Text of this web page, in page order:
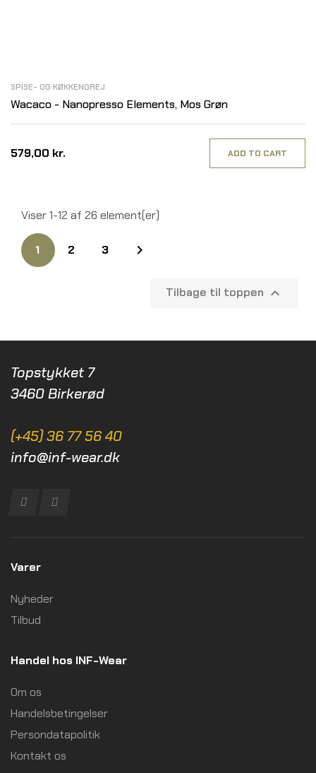
SPISE- OG KØKKENGREJ
Wacaco - Nanopresso Elements, Mos Grøn
579,00 kr. ADD TO CART
Viser 1-12 af 26 element(er)
1 2 3 
Tilbage til toppen 
Topstykket 7
3460 Birkerød
(+45) 36 77 56 40
info@inf-wear.dk
Varer
Nyheder
Tilbud
Handel hos INF-Wear
Om os
Handelsbetingelser
Persondatapolitik
Kontakt os